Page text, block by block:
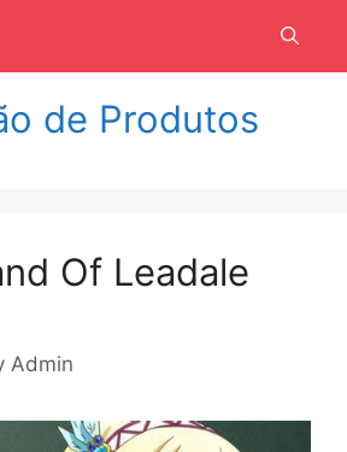
de Produtos
Of Leadale
Admin